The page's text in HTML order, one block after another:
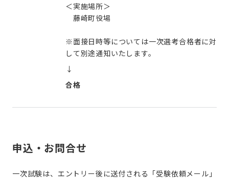
＜実施場所＞
藤崎町役場
※面接日時等については一次選考合格者に対
して別途通知いたします。
↓
合格
申込・お問合せ
一次試験は、エントリー後に送付される「受験依頼メール」